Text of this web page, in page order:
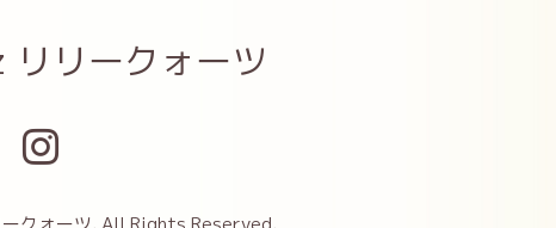
リークォーツ